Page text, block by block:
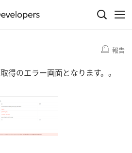
報告
得のエラー画面となります。。